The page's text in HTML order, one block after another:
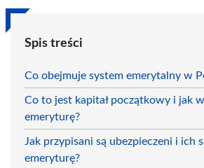
Spis treści
Co obejmuje system emerytalny w
Co to jest kapitał początkowy i jak
emeryturę?
Jak przypisani są ubezpieczeni i ich
emeryturę?